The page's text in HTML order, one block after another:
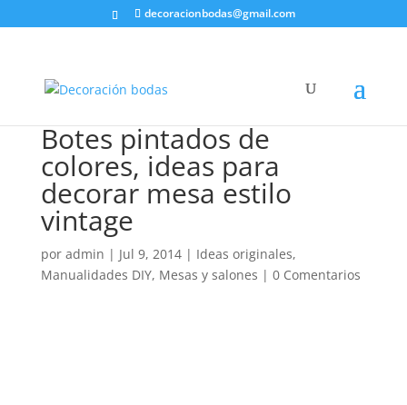
decoracionbodas@gmail.com
Botes pintados de
colores, ideas para
decorar mesa estilo
vintage
por admin | Jul 9, 2014| Ideas originales,
Manualidades DIY, Mesas y salones | 0 Comentarios